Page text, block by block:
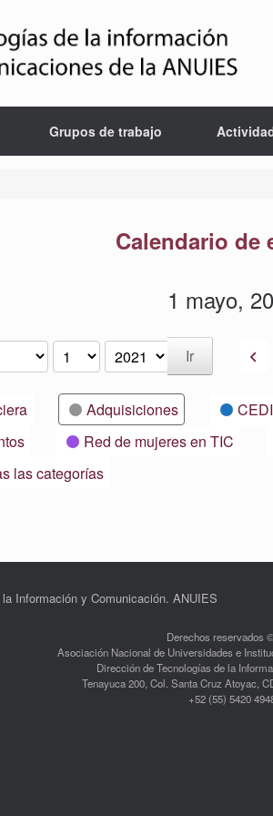
Grupos de trabajo
Calendario de
1 mayo,
Adquisiciones
Red de mujeres en TIC
las categorías
Información y Comunicación. ANUIES
Derechos reservados
Asociación Nacional de Universidades e
Dirección de Tecnologías de la
Tenayuca 200, Col. Santa Cruz Atoyac,
+52 (55) 5420